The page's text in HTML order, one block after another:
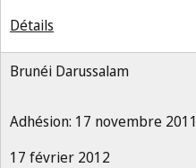
Détails
Brunéi Darussalam
Adhésion: 17 novembre 2011
17 février 2012